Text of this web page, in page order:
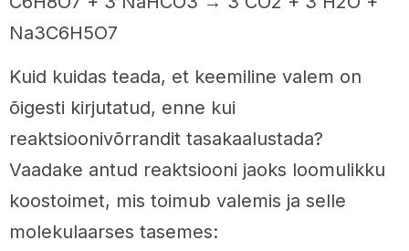
Na3C6H5O7
Kuid kuidas teada, et keemiline valem on
õigesti kirjutatud, enne kui
reaktsioonivõrrandit tasakaalustada?
Vaadake antud reaktsiooni jaoks loomulikku
koostoimet, mis toimub valemis ja selle
molekulaarses tasemes: